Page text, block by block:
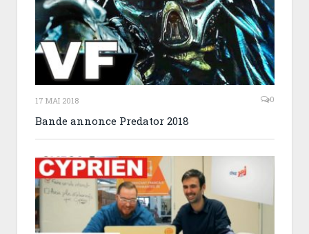
17 MAI 2018 0
Bande annonce Predator 2018